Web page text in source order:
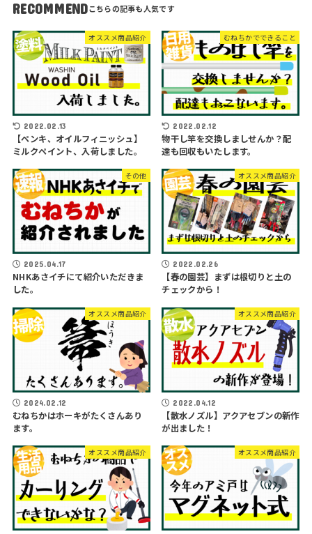
RECOMMEND
オススメ商品紹介
2022.02.13
【ペンキ、オイルフィニッシュ】
ミルクペイント、入荷しました。
むねちかでできること
2022.02.12
物干し竿を交換しましせんか？配
達も回収もいたします。
その他
2025.04.17
NHKあさイチにて紹介いただきま
した。
オススメ商品紹介
2022.02.26
【春の園芸】まずは根切りと土の
チェックから！
オススメ商品紹介
2024.02.12
むねちかはホーキがたくさんあり
ます。
オススメ商品紹介
2022.04.12
【散水ノズル】アクアセブンの新作
が出ました！
オススメ商品紹介 オススメ商品紹介